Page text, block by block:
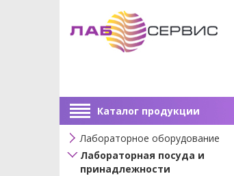
Каталог продукции
Лабораторное оборудование
Лабораторная посуда и
принадлежности